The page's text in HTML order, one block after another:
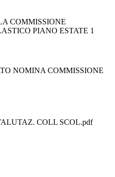
COMMISSIONE
PIANO ESTATE 1
NOMINA COMMISSIONE
COLL SCOL.pdf